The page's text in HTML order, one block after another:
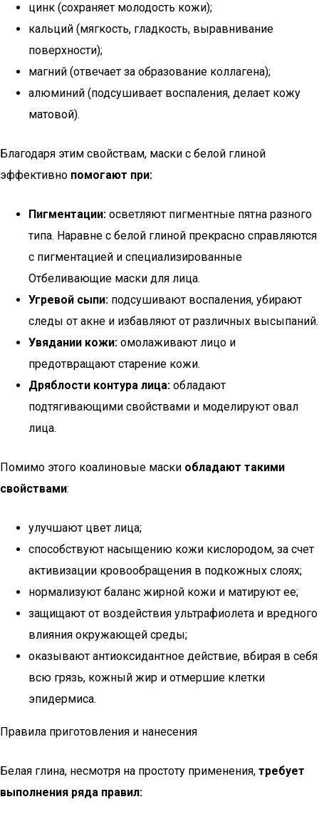
цинк (сохраняет молодость кожи);
кальций (мягкость, гладкость, выравнивание
поверхности);
магний (отвечает за образование коллагена);
алюминий (подсушивает воспаления, делает кожу
матовой).
Благодаря этим свойствам, маски с белой глиной
эффективно помогают при:
Пигментации: осветляют пигментные пятна разного
типа. Наравне с белой глиной прекрасно справляются
с пигментацией и специализированные
Отбеливающие маски для лица.
Угревой сыпи: подсушивают воспаления, убирают
следы от акне и избавляют от различных высыпаний.
Увядании кожи: омолаживают лицо и
предотвращают старение кожи.
Дряблости контура лица: обладают
подтягивающими свойствами и моделируют овал
лица.
Помимо этого коалиновые маски обладают такими
свойствами:
улучшают цвет лица;
способствуют насыщению кожи кислородом, за счет
активизации кровообращения в подкожных слоях;
нормализуют баланс жирной кожи и матируют ее;
защищают от воздействия ультрафиолета и вредного
влияния окружающей среды;
оказывают антиоксидантное действие, вбирая в себя
всю грязь, кожный жир и отмершие клетки
эпидермиса.
Правила приготовления и нанесения
Белая глина, несмотря на простоту применения, требует
выполнения ряда правил: